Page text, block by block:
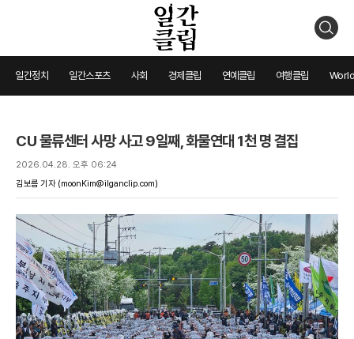
검
일간정치 일간스포츠 사회 경제클립 연예클립 여행클립
CU 물류센터 사망 사고 9일째, 화물연대 1천 명 결집
2026.04.28. 오후 06:24
김보름 기자 (moonKim@ilganclip.com)